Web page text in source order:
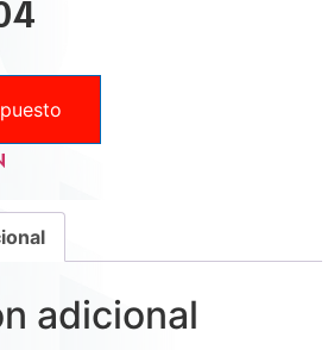
adicional